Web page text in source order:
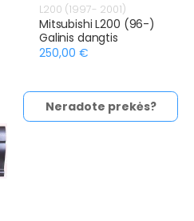
L200 (1997- 2001)
Mitsubishi L200 (96-)
Galinis dangtis
250,00 €
Neradote prekės?